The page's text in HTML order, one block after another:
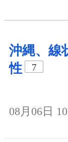
沖縄、線
性
7
08月06日